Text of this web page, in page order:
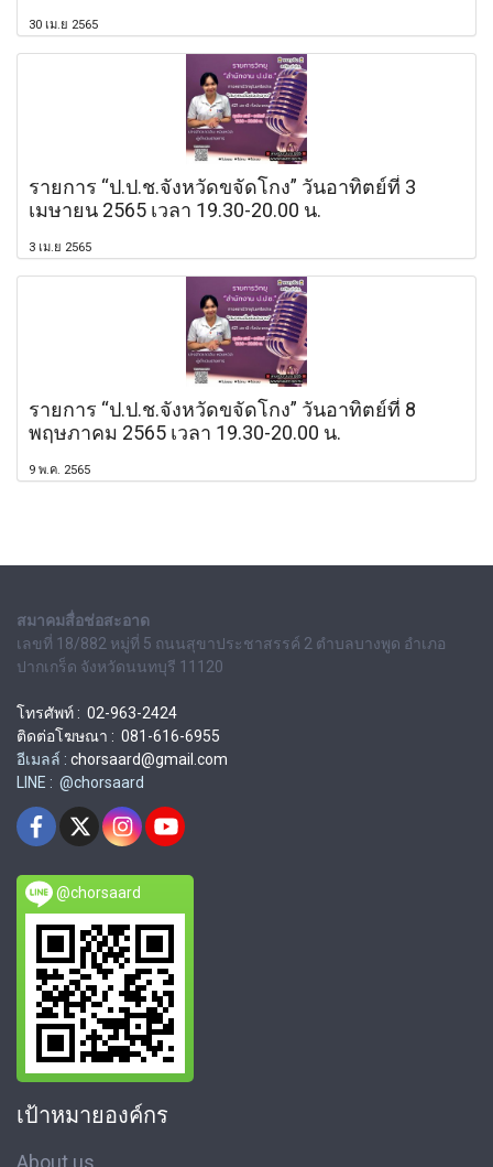
30 เม.ย 2565
รายการ “ป.ป.ช.จังหวัดขจัดโกง” วันอาทิตย์ที่ 3
เมษายน 2565 เวลา 19.30-20.00 น.
3 เม.ย 2565
รายการ “ป.ป.ช.จังหวัดขจัดโกง” วันอาทิตย์ที่ 8
พฤษภาคม 2565 เวลา 19.30-20.00 น.
9 พ.ค. 2565
สมาคมสื่อช่อสะอาด
เลขที่ 18/882 หมู่ที่ 5 ถนนสุขาประชาสรรค์ 2 ตำบลบางพูด อำเภอ
ปากเกร็ด จังหวัดนนทบุรี 11120
โทรศัพท์ : 02-963-2424
ติดต่อโฆษณา : 081-616-6955
อีเมลล์ : chorsaard@gmail.com
LINE : @chorsaard
@chorsaard
เป้าหมายองค์กร
About us